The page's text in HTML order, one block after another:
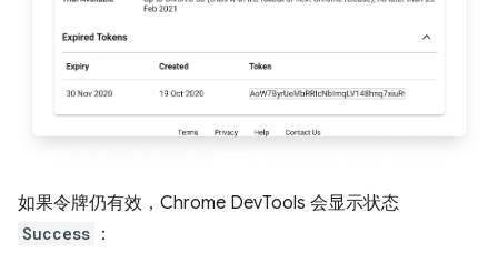
如果令牌仍有效，Chrome DevTools 会显示状态
Success ：